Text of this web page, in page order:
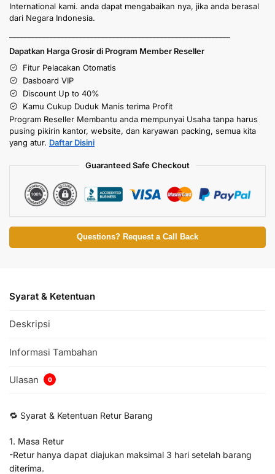
International kami. anda dapat mengabaikan nya, jika anda berasal
dari Negara Indonesia.
Dapatkan Harga Grosir di Program Member Reseller
Fitur Pelacakan Otomatis
Dasboard VIP
Discount Up to 40%
Kamu Cukup Duduk Manis terima Profit
Program Reseller Membantu anda mempunyai Usaha tanpa harus
pusing pikirin kantor, website, dan karyawan packing, semua kita
yang atur. Daftar Disini
Guaranteed Safe Checkout
Questions? Request a Call Back
Syarat & Ketentuan
Deskripsi
Informasi Tambahan
Ulasan 0
🔁 Syarat & Ketentuan Retur Barang
1. Masa Retur
-Retur hanya dapat diajukan maksimal 3 hari setelah barang
diterima.